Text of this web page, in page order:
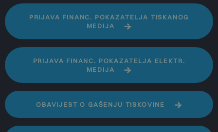
PRIJAVA FINANC. POKAZATELJA TISKANOG
MEDIJA
PRIJAVA FINANC. POKAZATELJA ELEKTR.
MEDIJA
OBAVIJEST O GAŠENJU TISKOVINE